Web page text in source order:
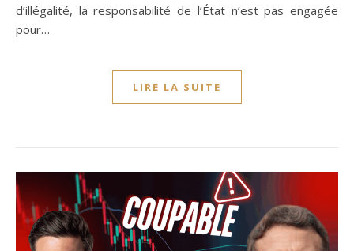
d’illégalité, la responsabilité de l’État n’est pas engagée
pour…
LIRE LA SUITE